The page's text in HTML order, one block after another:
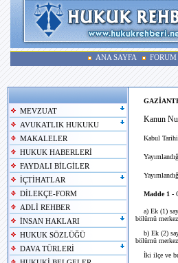
ANA SAYFA FORUM
MEVZUAT
AVUKATLIK HUKUKU
MAKALELER
HUKUK HABERLERİ
FAYDALI BİLGİLER
İÇTİHATLAR
DİLEKÇE-FORM
ADLİ REHBER
İNSAN HAKLARI
HUKUK SÖZLÜĞÜ
DAVA TÜRLERİ
Kanun
Kabul
Madde 1 -
a) Ek (1)
bölümü
b) Ek (2)
bölümü
İki ilçe ve bu